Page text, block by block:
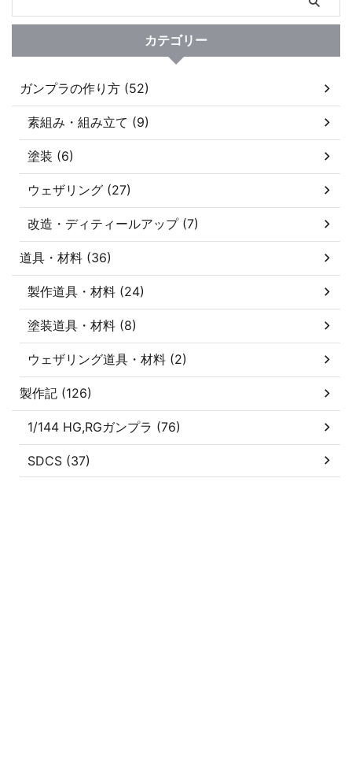
カテゴリー
ガンプラの作り方 (52)
素組み・組み立て (9)
塗装 (6)
ウェザリング (27)
改造・ディティールアップ (7)
道具・材料 (36)
製作道具・材料 (24)
塗装道具・材料 (8)
ウェザリング道具・材料 (2)
製作記 (126)
1/144 HG,RGガンプラ (76)
SDCS (37)